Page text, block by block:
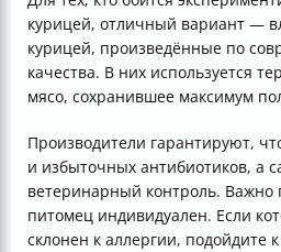
курицей, отличный вариант —
курицей, произведённые по
качества. В них используется
мясо, сохранившее максимум
Производители гарантируют,
и избыточных антибиотиков, а
ветеринарный контроль.
питомец индивидуален. Если
склонен к аллергии, подойдите